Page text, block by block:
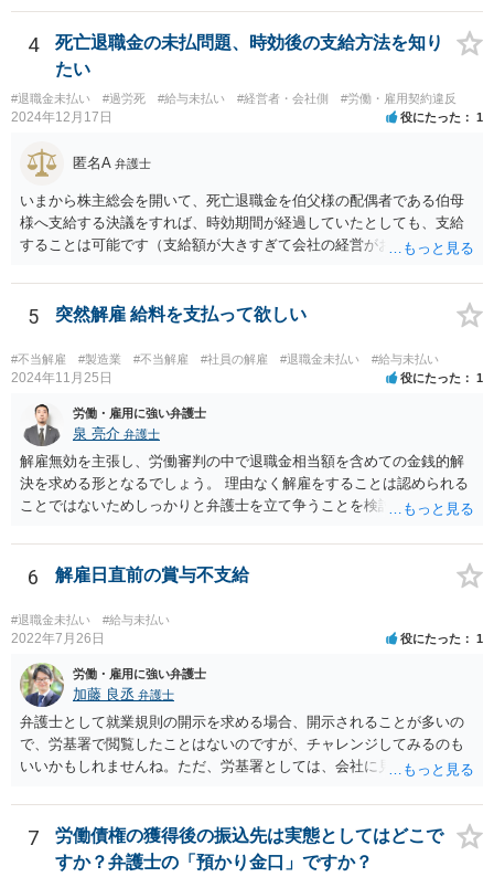
は相当苦しいスタートになり、最悪解雇を争えなくなります。 もしそ
うでなければ争う余地はあるでしょう。ただ解雇予告手当を受け取っ
てしまっている事実もあり、その点不利であることは確かです。 その
一方で、一般論ですが、解雇は会社にとってハードルが高く、また懲
戒処分としての解雇はさらにハードルが高まります。 例えば、今回の
懲戒解雇の言渡しの前に人事部あるいは幹部との面談等ありましたで
しょうか。それとも何もなしにいきなりの解雇通告でしたか。後者の
場合、争える余地が増えるといえるでしょう。 ただ、復職は色々な意
味で難しいと思われますので、復職を主張しつつ、最終的に解決金と
して退職金以上の金額を受け取ることで退職するというのが現実的に
目指すべき方向性になるかと思います。
4
死亡退職金の未払問題、時効後の支給方法を知り
たい
#退職金未払い #過労死 #給与未払い #経営者・会社側 #労働・雇用契約違反
2024年12月17日 役にたった 1
匿名A 弁護士
いまから株主総会を開いて、死亡退職金を伯父様の配偶者である伯母
様へ支給する決議をすれば、時効期間が経過していたとしても、支給
することは可能です（支給額が大きすぎて会社の経営がおかしくなっ
すし（支払う必要のないお金を支払うわけですから）、受け取った伯
母様には一時所得として課税される可能性もありますから、事前に税
5 突然解雇 給料を支払って欲しい
#不当解雇 #製造業 #不当解雇 #社員の解雇 #退職金未払い #給与未払い
2024年11月25日 役にたった 1
労働・雇用に強い弁護士
泉 亮介 弁護士
解雇無効を主張し、労働審判の中で退職金相当額を含めての金銭的解
決を求める形となるでしょう。 理由なく解雇をすることは認められる
ことではないためしっかりと弁護士を立て争うことを検討されて良い
6 解雇日直前の賞与不支給
#退職金未払い #給与未払い
2022年7月26日 役にたった 1
労働・雇用に強い弁護士
加藤 良丞 弁護士
弁護士として就業規則の開示を求める場合、開示されることが多いの
で、労基署で閲覧したことはないのですが、チャレンジしてみるのも
いいかもしれませんね。ただ、労基署としては、会社に見せてもらっ
ることを端的に理解してもらう必要があると思います。よって、就業
規則の開示に関するやりとりはメール等の形に残る方法で行うのが良
いと思います。
7
労働債権の獲得後の振込先は実態としてはどこで
すか？弁護士の「預かり金口」ですか？